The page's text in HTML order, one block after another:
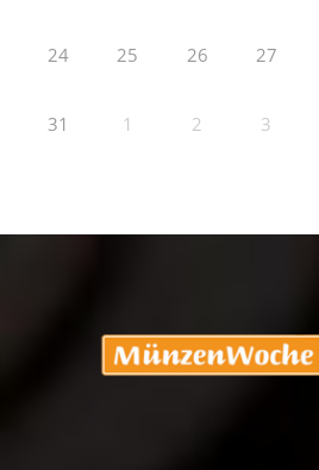
24 25 26 27
31 1 2 3